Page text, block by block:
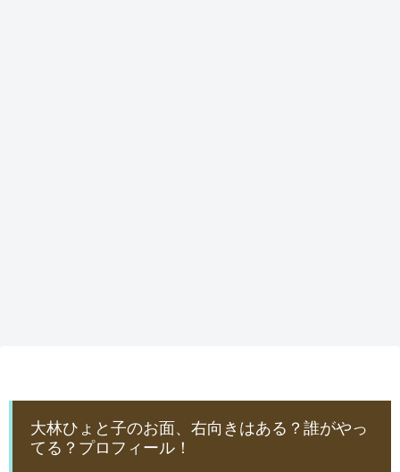
大林ひょと子のお面、右向きはある？誰がやっ
てる？プロフィール！